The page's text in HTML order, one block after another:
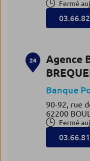
Fermé
24
Agence
Banque
90-92, rue
62200
Fermé